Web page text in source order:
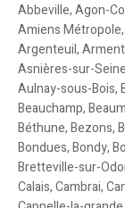
Abbeville,Agon-
Amiens Métropole,
Argenteuil,
Asnières-sur-Seine
Aulnay-sous-Bois,
Beauchamp,
Béthune,Bezons,
Bondues,Bondy,
Bretteville-sur-
Calais,Cambrai,